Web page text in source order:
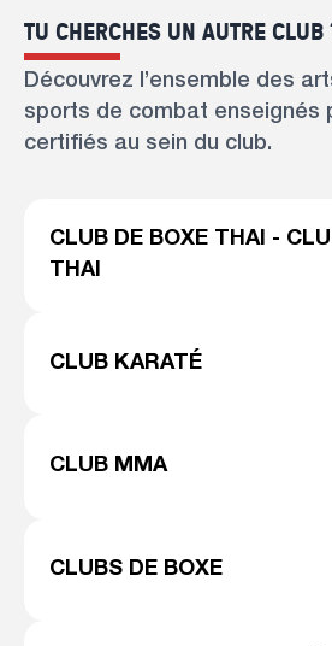
TU CHERCHES UN AUTRE CLUB
Découvrez l’ensemble des
sports de combat enseignés
certifiés au sein du club.
CLUB DE BOXE THAI -
THAI
CLUB KARATÉ
CLUB MMA
CLUBS DE BOXE